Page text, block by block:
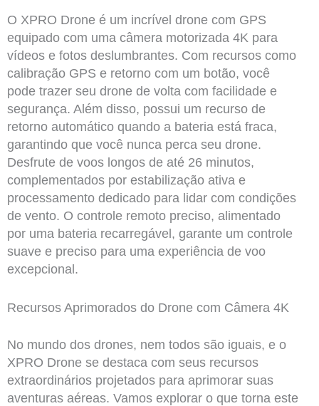
O XPRO Drone é um incrível drone com GPS
equipado com uma câmera motorizada 4K para
vídeos e fotos deslumbrantes. Com recursos como
calibração GPS e retorno com um botão, você
pode trazer seu drone de volta com facilidade e
segurança. Além disso, possui um recurso de
retorno automático quando a bateria está fraca,
garantindo que você nunca perca seu drone.
Desfrute de voos longos de até 26 minutos,
complementados por estabilização ativa e
processamento dedicado para lidar com condições
de vento. O controle remoto preciso, alimentado
por uma bateria recarregável, garante um controle
suave e preciso para uma experiência de voo
excepcional.
Recursos Aprimorados do Drone com Câmera 4K
No mundo dos drones, nem todos são iguais, e o
XPRO Drone se destaca com seus recursos
extraordinários projetados para aprimorar suas
aventuras aéreas. Vamos explorar o que torna este